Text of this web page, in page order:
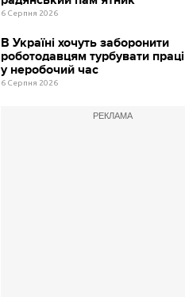
6 Серпня 2026
В Україні хочуть заборонити
роботодавцям турбувати
у неробочий час
6 Серпня 2026
РЕКЛАМА